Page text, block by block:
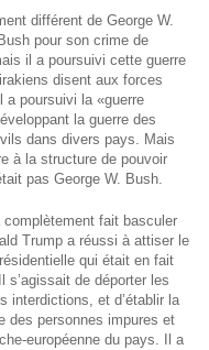
différent de George W.
pour son crime de
il a poursuivi cette guerre
disent aux forces
a poursuivi la «guerre
la guerre des
dans divers pays. Mais
à la structure de pouvoir
pas George W. Bush.
fait basculer
Trump a réussi à attiser le
qui était en fait
s’agissait de déporter les
interdictions, et d’établir la
des personnes impures et
européenne du pays. Il a